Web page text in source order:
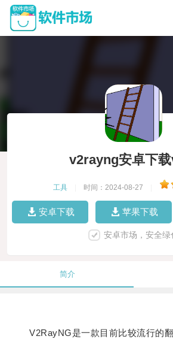
v2rayng安卓下
工具 时间：2024-08-27
安卓下载 苹果下载
安卓市场，安全绿
简介
V2RayNG是一款目前比较流行的翻